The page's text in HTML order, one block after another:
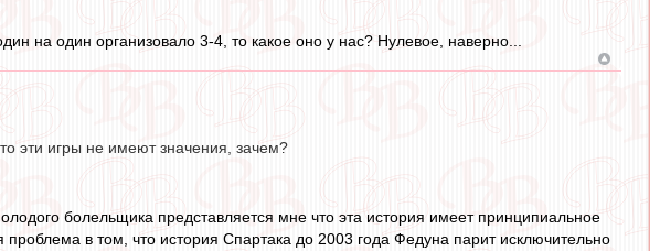
на один организовало 3-4, то какое оно у нас? Нулевое, наверно...
эти игры не имеют значения, зачем?
болельщика представляется мне что эта история имеет принципиальное
в том, что история Спартака до 2003 года Федуна парит исключительно